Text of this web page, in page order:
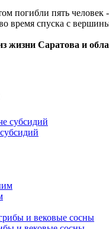
погибли пять
время спуска с
жизни Саратова и